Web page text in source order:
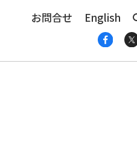
お問合せ English